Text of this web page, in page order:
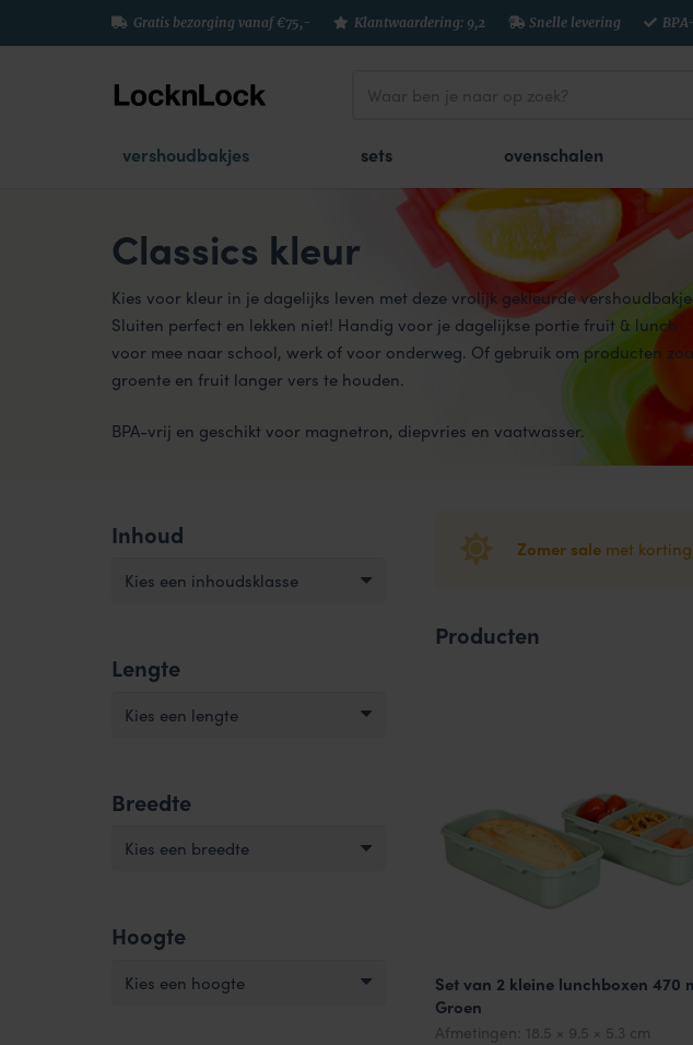
Gratis bezorging vanaf €75,- Klantwaardering: 9,2 Snelle levering
vershoudbakjes sets ovenschalen
Classics kleur
Kies voor kleur in je dagelijks leven met deze vrolijk gekleurde
Sluiten perfect en lekken niet! Handig voor je dagelijkse portie fruit & lunch
voor mee naar school, werk of voor onderweg. Of gebruik om producten
groente en fruit langer vers te houden.
BPA-vrij en geschikt voor magnetron, diepvries en vaatwasser.
Inhoud
Kies een inhoudsklasse
Lengte
Kies een lengte
Breedte
Kies een breedte
Hoogte
Kies een hoogte
Zomer sale met
Producten
Set van 2 kleine lunchboxen 470
Groen
Afmetingen:
18.5 × 9.5 × 5.3 cm